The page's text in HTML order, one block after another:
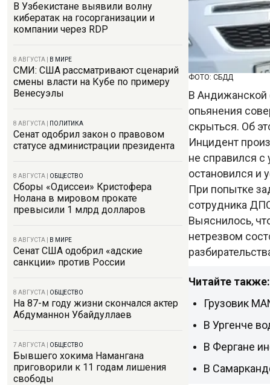
В Узбекистане выявили волну
кибератак на госорганизации и
компании через RDP
8 АВГУСТА В МИРЕ
СМИ: США рассматривают сценарий
смены власти на Кубе по примеру
Венесуэлы
8 АВГУСТА ПОЛИТИКА
Сенат одобрил закон о правовом
статусе администрации президента
8 АВГУСТА ОБЩЕСТВО
Сборы «Одиссеи» Кристофера
Нолана в мировом прокате
превысили 1 млрд долларов
8 АВГУСТА В МИРЕ
Сенат США одобрил «адские
санкции» против России
8 АВГУСТА ОБЩЕСТВО
На 87-м году жизни скончался актер
Абдуманнон Убайдуллаев
7 АВГУСТА ОБЩЕСТВО
Бывшего хокима Намангана
приговорили к 11 годам лишения
свободы
ФОТО: СБДД
В Андижанской
опьянения
скрыться. Об
Инцидент
не справился с
остановился и
При попытке
сотрудника
Выяснилось,
нетрезвом
Читайте также:
Грузовик
В Ургенче
В Фергане
В